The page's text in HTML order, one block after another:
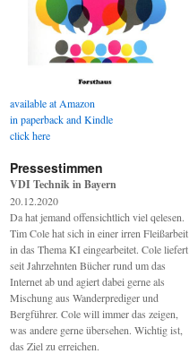
available at Amazon
in paperback and Kindle
click here
Pressestimmen
VDI Technik in Bayern
20.12.2020
Da hat jemand offensichtlich viel qelesen.
Tim Cole hat sich in einer irren Fleißarbeit
in das Thema KI eingearbeitet. Cole liefert
seit Jahrzehnten Bücher rund um das
Internet ab und agiert dabei gerne als
Mischung aus Wanderprediger und
Bergführer. Cole will immer das zeigen,
was andere gerne übersehen. Wichtig ist,
das Ziel zu erreichen.